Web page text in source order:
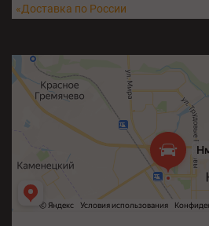
«Доставка по России